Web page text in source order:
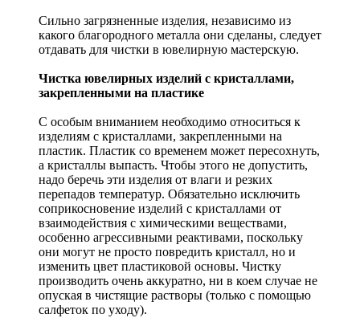
Сильно загрязненные изделия, независимо из
какого благородного металла они сделаны, следует
отдавать для чистки в ювелирную мастерскую.
Чистка ювелирных изделий с кристаллами,
закрепленными на пластике
С особым вниманием необходимо относиться к
изделиям с кристаллами, закрепленными на
пластик. Пластик со временем может пересохнуть,
а кристаллы выпасть. Чтобы этого не допустить,
надо беречь эти изделия от влаги и резких
перепадов температур. Обязательно исключить
соприкосновение изделий с кристаллами от
взаимодействия с химическими веществами,
особенно агрессивными реактивами, поскольку
они могут не просто повредить кристалл, но и
изменить цвет пластиковой основы. Чистку
производить очень аккуратно, ни в коем случае не
опуская в чистящие растворы (только с помощью
салфеток по уходу).